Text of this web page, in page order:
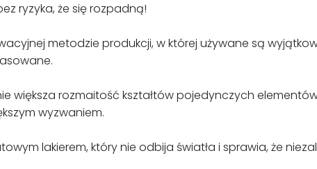
ryzyka, że się rozpadną!
metodzie produkcji, w której używane są
większa rozmaitość kształtów pojedynczych
wyzwaniem.
lakierem, który nie odbija światła i sprawia, że